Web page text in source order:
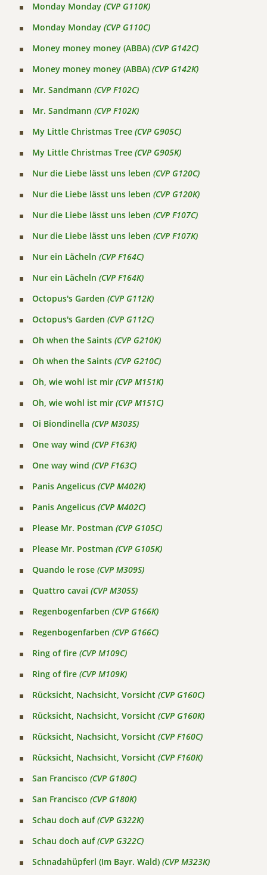
Monday Monday (CVP G110K)
Monday Monday (CVP G110C)
Money money money (ABBA) (CVP G142C)
Money money money (ABBA) (CVP G142K)
Mr. Sandmann (CVP F102C)
Mr. Sandmann (CVP F102K)
My Little Christmas Tree (CVP G905C)
My Little Christmas Tree (CVP G905K)
Nur die Liebe lässt uns leben (CVP G120C)
Nur die Liebe lässt uns leben (CVP G120K)
Nur die Liebe lässt uns leben (CVP F107C)
Nur die Liebe lässt uns leben (CVP F107K)
Nur ein Lächeln (CVP F164C)
Nur ein Lächeln (CVP F164K)
Octopus's Garden (CVP G112K)
Octopus's Garden (CVP G112C)
Oh when the Saints (CVP G210K)
Oh when the Saints (CVP G210C)
Oh, wie wohl ist mir (CVP M151K)
Oh, wie wohl ist mir (CVP M151C)
Oi Biondinella (CVP M303S)
One way wind (CVP F163K)
One way wind (CVP F163C)
Panis Angelicus (CVP M402K)
Panis Angelicus (CVP M402C)
Please Mr. Postman (CVP G105C)
Please Mr. Postman (CVP G105K)
Quando le rose (CVP M309S)
Quattro cavai (CVP M305S)
Regenbogenfarben (CVP G166K)
Regenbogenfarben (CVP G166C)
Ring of fire (CVP M109C)
Ring of fire (CVP M109K)
Rücksicht, Nachsicht, Vorsicht (CVP G160C)
Rücksicht, Nachsicht, Vorsicht (CVP G160K)
Rücksicht, Nachsicht, Vorsicht (CVP F160C)
Rücksicht, Nachsicht, Vorsicht (CVP F160K)
San Francisco (CVP G180C)
San Francisco (CVP G180K)
Schau doch auf(CVP G322K)
Schau doch auf(CVP G322C)
Schnadahüpferl (Im Bayr. Wald) (CVP M323K)